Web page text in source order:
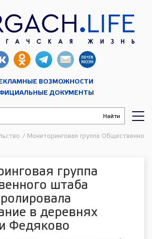
ВОЗМОЖНОСТИ
ДОКУМЕНТЫ
/ Мониторинговая группа
группа
штаба
в деревнях
Федяково